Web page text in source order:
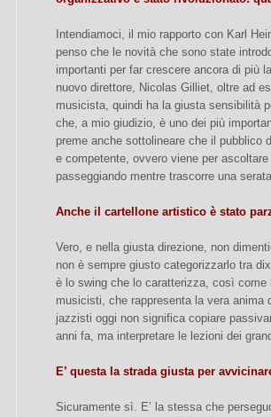
Intendiamoci, il mio rapporto con Karl
penso che le novità che sono state
importanti per far crescere ancora di più
nuovo direttore, Nicolas Gilliet, oltre ad
musicista, quindi ha la giusta sensibilità
che, a mio giudizio, è uno dei più
preme anche sottolineare che il pubblico
e competente, ovvero viene per
passeggiando mentre trascorre una
Anche il cartellone artistico è stato
Vero, e nella giusta direzione, non
non è sempre giusto categorizzarlo tra
è lo swing che lo caratterizza, così
musicisti, che rappresenta la vera
jazzisti oggi non significa copiare
anni fa, ma interpretare le lezioni dei
E’ questa la strada giusta per
Sicuramente sì. E’ la stessa che